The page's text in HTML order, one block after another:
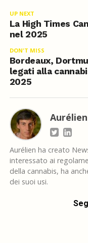
UP NEXT
La High Times
nel 2025
DON'T MISS
Bordeaux,
legati alla
2025
Aurélien
Aurélien ha creato
interessato ai
della cannabis, ha
dei suoi usi.